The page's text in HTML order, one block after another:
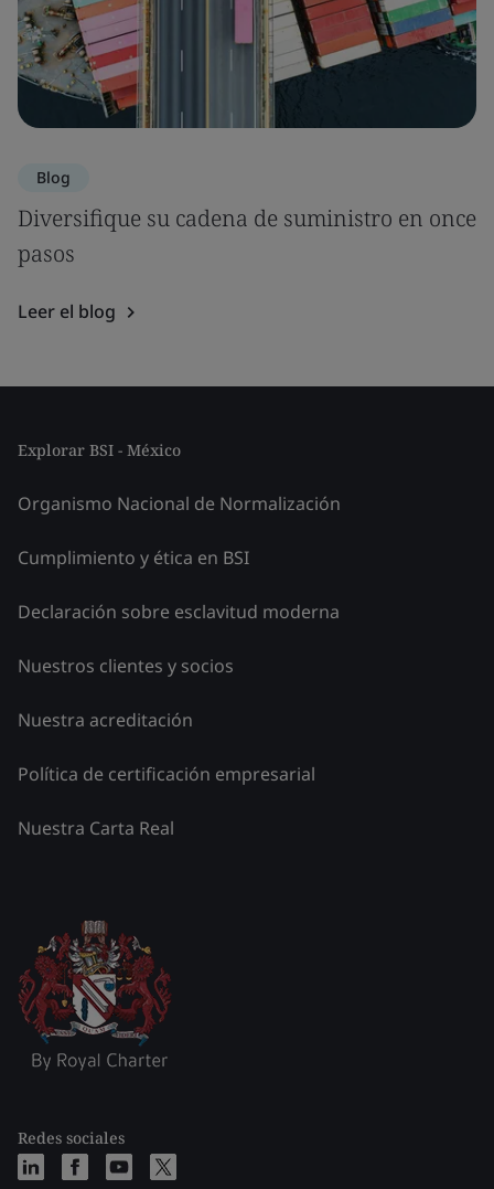
Blog
Diversifique su cadena de suministro en once
pasos
Leer el blog
Explorar BSI - México
Organismo Nacional de Normalización
Cumplimiento y ética en BSI
Declaración sobre esclavitud moderna
Nuestros clientes y socios
Nuestra acreditación
Política de certificación empresarial
Nuestra Carta Real
Redes sociales